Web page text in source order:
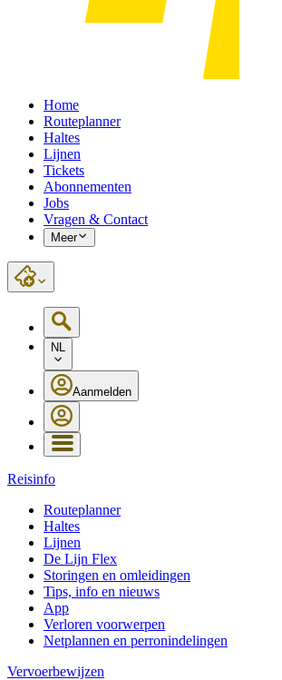
Home
Routeplanner
Haltes
Lijnen
Tickets
Abonnementen
Jobs
Vragen & Contact
Meer
NL
Aanmelden
Reisinfo
Routeplanner
Haltes
Lijnen
De Lijn Flex
Storingen en omleidingen
Tips, info en nieuws
App
Verloren voorwerpen
Netplannen en perronindelingen
Vervoerbewijzen